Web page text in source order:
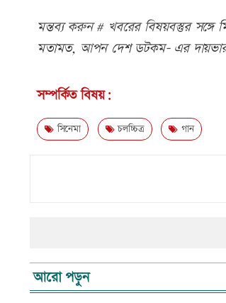
মন্তব্য করুন # খবরের বিষয়বস্তুর
মতামত, আপন দেশ ডটকম- এর দায়ভার
সম্পর্কিত বিষয়:
সিনেমা চলচ্চিত্র গান
আরো পড়ুন